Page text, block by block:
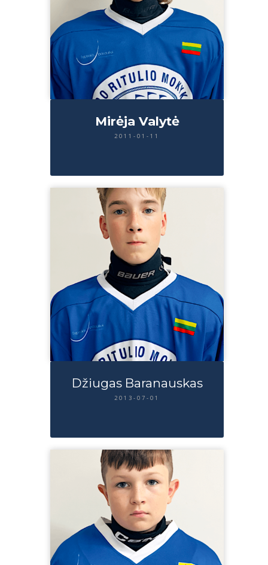
Mirėja Valytė
2011-01-11
Džiugas Baranauskas
2013-07-01